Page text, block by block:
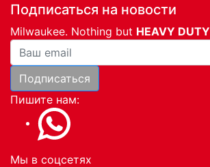
Подписаться на новости
Milwaukee. Nothing but HEAVY DUTY
Ваша почта
Подписаться
Пишите нам:
Мы в соцсетях